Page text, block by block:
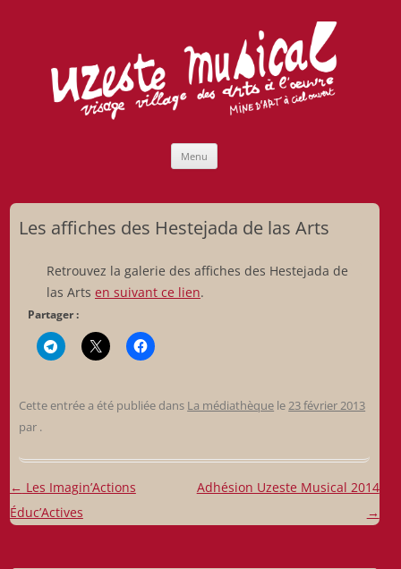
Menu
Les affiches des Hestejada de las Arts
Retrouvez la galerie des affiches des Hestejada de
las Arts en suivant ce lien.
Partager :
Cette entrée a été publiée dans La médiathèque le23 février 2013
par .
Navigation
des
← Les Imagin’Actions
Éduc’Actives
Adhésion Uzeste Musical 2014
→